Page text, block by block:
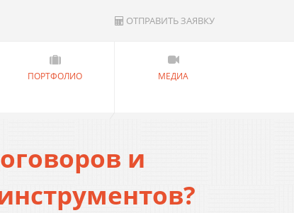
ОТПРАВИТЬ ЗАЯВКУ
ПОРТФОЛИО МЕДИА
и